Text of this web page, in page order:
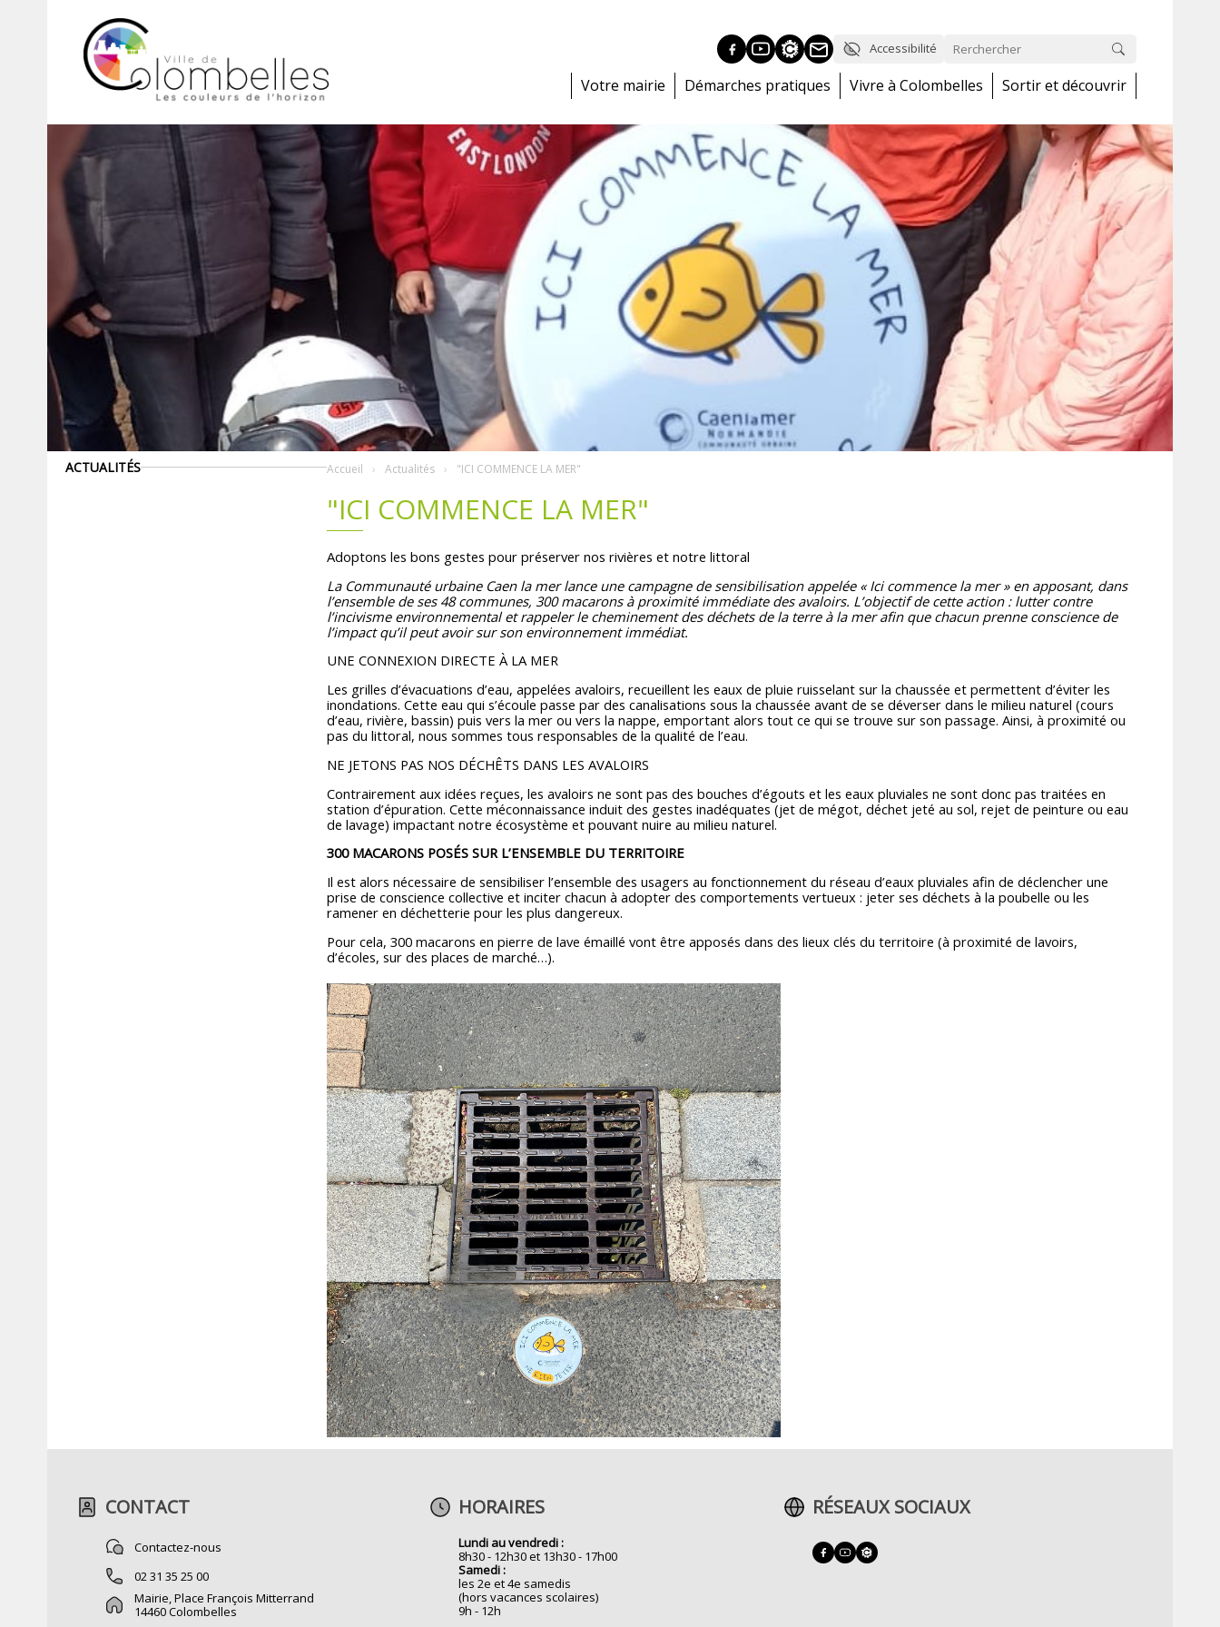
Accessibilité
Votre mairie Démarches pratiques Vivre à Colombelles Sortir et découvrir
ACTUALITÉS Accueil Actualités "ICI COMMENCE LA MER"
"ICI COMMENCE LA MER"
Adoptons les bons gestes pour préserver nos rivières et notre littoral
La Communauté urbaine Caen la mer lance une campagne de sensibilisation appelée « Ici commence la mer » en apposant, dans
l’ensemble de ses 48 communes, 300 macarons à proximité immédiate des avaloirs. L’objectif de cette action : lutter contre
l’incivisme environnemental et rappeler le cheminement des déchets de la terre à la mer afin que chacun prenne conscience de
l’impact qu’il peut avoir sur son environnement immédiat.
UNE CONNEXION DIRECTE À LA MER
Les grilles d’évacuations d’eau, appelées avaloirs, recueillent les eaux de pluie ruisselant sur la chaussée et permettent d’éviter les
inondations. Cette eau qui s’écoule passe par des canalisations sous la chaussée avant de se déverser dans le milieu naturel (cours
d’eau, rivière, bassin) puis vers la mer ou vers la nappe, emportant alors tout ce qui se trouve sur son passage. Ainsi, à proximité ou
pas du littoral, nous sommes tous responsables de la qualité de l’eau.
NE JETONS PAS NOS DÉCHÊTS DANS LES AVALOIRS
Contrairement aux idées reçues, les avaloirs ne sont pas des bouches d’égouts et les eaux pluviales ne sont donc pas traitées en
station d’épuration. Cette méconnaissance induit des gestes inadéquates (jet de mégot, déchet jeté au sol, rejet de peinture ou eau
de lavage) impactant notre écosystème et pouvant nuire au milieu naturel.
300 MACARONS POSÉS SUR L’ENSEMBLE DU TERRITOIRE
Il est alors nécessaire de sensibiliser l’ensemble des usagers au fonctionnement du réseau d’eaux pluviales afin de déclencher une
prise de conscience collective et inciter chacun à adopter des comportements vertueux : jeter ses déchets à la poubelle ou les
ramener en déchetterie pour les plus dangereux.
Pour cela, 300 macarons en pierre de lave émaillé vont être apposés dans des lieux clés du territoire (à proximité de lavoirs,
d’écoles, sur des places de marché…).
CONTACT
Contactez-nous
02 31 35 25 00
Mairie, Place François Mitterrand
14460 Colombelles
HORAIRES
Lundi au vendredi :
8h30 - 12h30 et 13h30 - 17h00
Samedi :
les 2e et 4e samedis
(hors vacances scolaires)
9h - 12h
RÉSEAUX SOCIAUX